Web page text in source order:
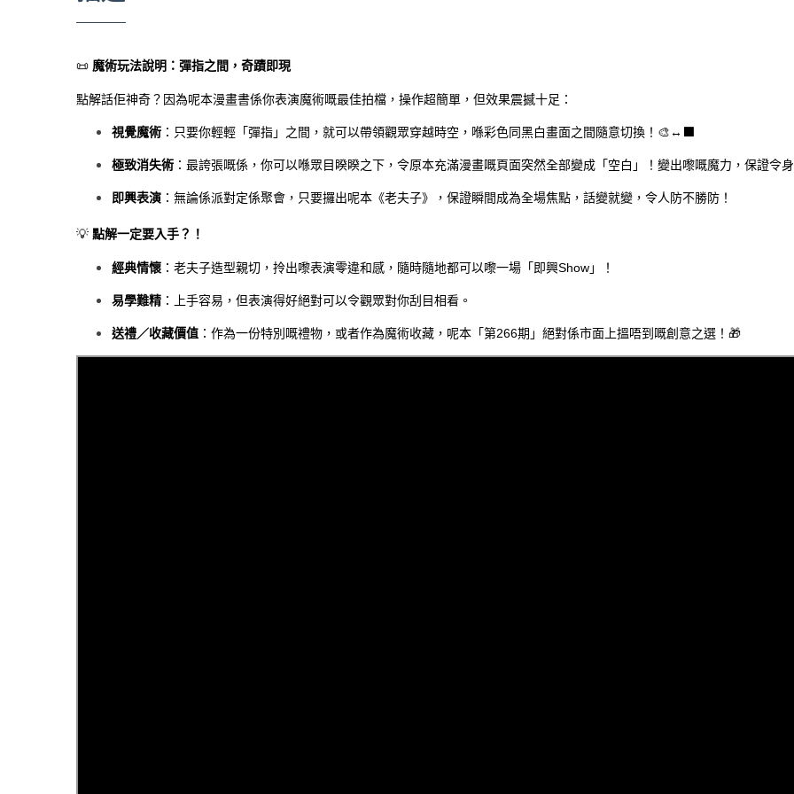
📜 魔術玩法說明：彈指之間，奇蹟即現
點解話佢神奇？因為呢本漫畫書係你表演魔術嘅最佳拍檔，操作超簡單，但效果震撼十足：
視覺魔術 ：只要你輕輕「彈指」之間，就可以帶領觀眾穿越時空，喺彩色同黑白畫面之間隨意切換！🎨↔️⬛
極致消失術 ：最誇張嘅係，你可以喺眾目睽睽之下，令原本充滿漫畫嘅頁面突然全部變成「空白」！變出嚟嘅魔力，保證令
即興表演 ：無論係派對定係聚會，只要攞出呢本《老夫子》，保證瞬間成為全場焦點，話變就變，令人防不勝防！
💡 點解一定要入手？！
經典情懷 ：老夫子造型親切，拎出嚟表演零違和感，隨時隨地都可以嚟一場「即興Show」！
易學難精 ：上手容易，但表演得好絕對可以令觀眾對你刮目相看。
送禮／收藏價值 ：作為一份特別嘅禮物，或者作為魔術收藏，呢本「第266期」絕對係市面上搵唔到嘅創意之選！🎁